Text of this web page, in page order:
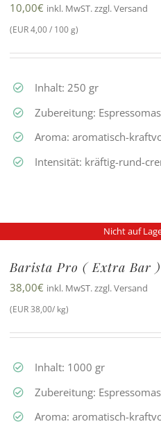
10,00€ inkl. MwST. zzgl. Versand
(EUR 4,00 / 100 g)
Inhalt: 250 gr
Zubereitung:
Aroma: aromatisch-
Intensität: kräftig-rund-
Nicht auf
Barista Pro ( Extra Bar
38,00€ inkl. MwST. zzgl. Versand
(EUR 38,00/ kg)
Inhalt: 1000 gr
Zubereitung:
Aroma: aromatisch-